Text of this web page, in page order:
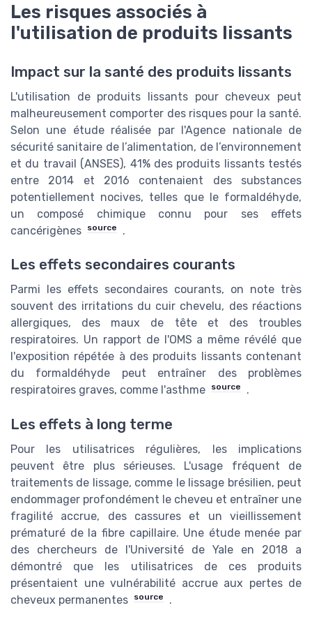
Les risques associés à
l'utilisation de produits lissants
Impact sur la santé des produits lissants
L'utilisation de produits lissants pour cheveux peut
malheureusement comporter des risques pour la santé.
Selon une étude réalisée par l'Agence nationale de
sécurité sanitaire de l’alimentation, de l’environnement
et du travail (ANSES), 41% des produits lissants testés
entre 2014 et 2016 contenaient des substances
potentiellement nocives, telles que le formaldéhyde,
un composé chimique connu pour ses effets
cancérigènes
source .
Les effets secondaires courants
Parmi les effets secondaires courants, on note très
souvent des irritations du cuir chevelu, des réactions
allergiques, des maux de tête et des troubles
respiratoires. Un rapport de l'OMS a même révélé que
l'exposition répétée à des produits lissants contenant
du formaldéhyde peut entraîner des problèmes
respiratoires graves, comme l'asthme
source .
Les effets à long terme
Pour les utilisatrices régulières, les implications
peuvent être plus sérieuses. L'usage fréquent de
traitements de lissage, comme le lissage brésilien, peut
endommager profondément le cheveu et entraîner une
fragilité accrue, des cassures et un vieillissement
prématuré de la fibre capillaire. Une étude menée par
des chercheurs de l'Université de Yale en 2018 a
démontré que les utilisatrices de ces produits
présentaient une vulnérabilité accrue aux pertes de
cheveux permanentes
source .